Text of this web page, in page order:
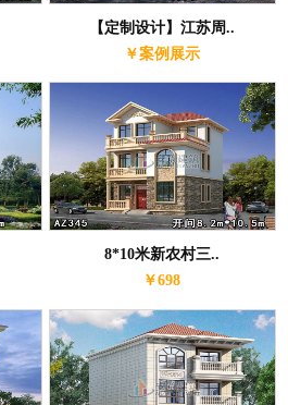
【定制设计】江苏周..
￥案例展示
8*10米新农村三..
￥698